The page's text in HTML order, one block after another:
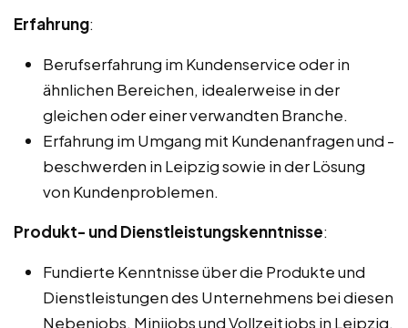
Erfahrung:
Berufserfahrung im Kundenservice oder in
ähnlichen Bereichen, idealerweise in der
gleichen oder einer verwandten Branche.
Erfahrung im Umgang mit Kundenanfragen und -
beschwerden in Leipzig sowie in der Lösung
von Kundenproblemen.
Produkt- und Dienstleistungskenntnisse:
Fundierte Kenntnisse über die Produkte und
Dienstleistungen des Unternehmens bei diesen
Nebenjobs, Minijobs und Vollzeitjobs in Leipzig.